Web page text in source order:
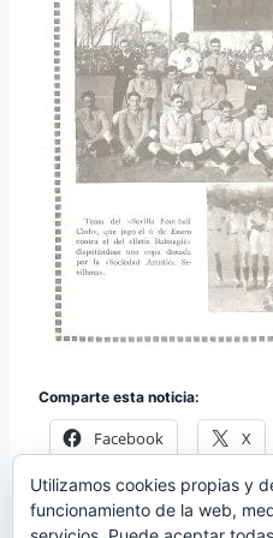
Comparte esta noticia:
Facebook X
Más
Utilizamos cookies propias y
funcionamiento de la web,